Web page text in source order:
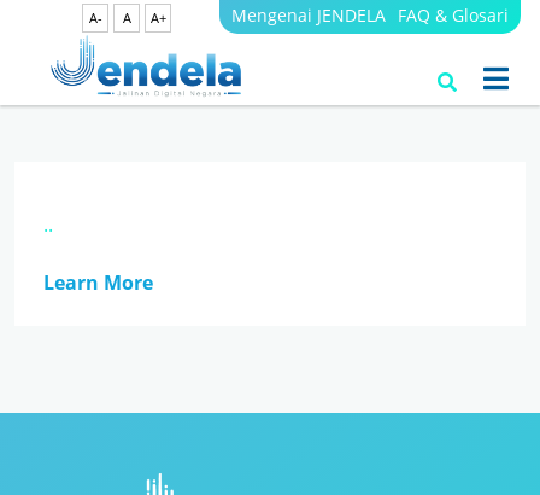
A- A A+ Mengenai JENDELA FAQ & Glosari
Search Results Videos
..
Learn More